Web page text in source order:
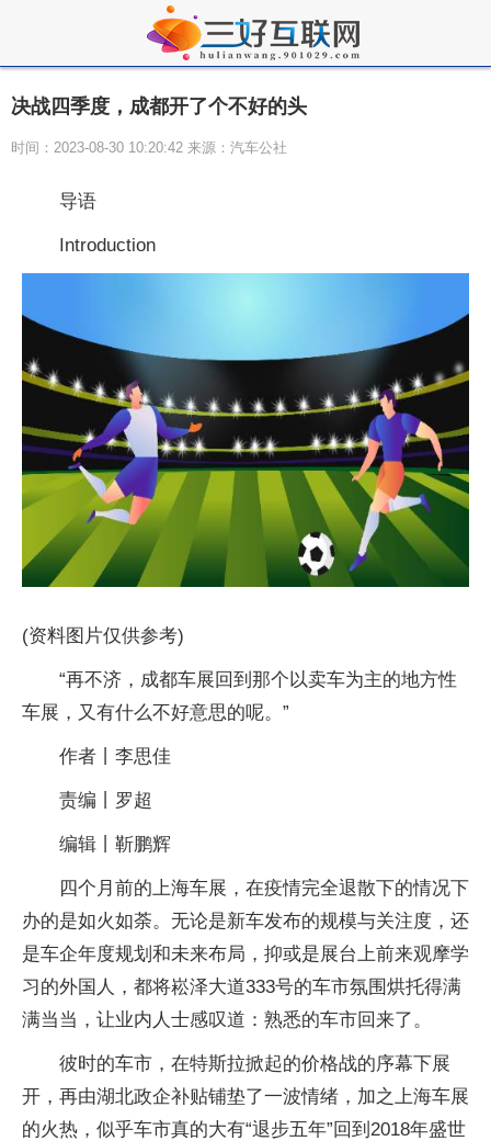
决战四季度，成都开了个不好的头
时间：2023-08-30 10:20:42 来源：汽车公社
导语
Introduction
(资料图片仅供参考)
“再不济，成都车展回到那个以卖车为主的地方性
车展，又有什么不好意思的呢。”
作者丨李思佳
责编丨罗超
编辑丨靳鹏辉
四个月前的上海车展，在疫情完全退散下的情况下
办的是如火如荼。无论是新车发布的规模与关注度，还
是车企年度规划和未来布局，抑或是展台上前来观摩学
习的外国人，都将崧泽大道333号的车市氛围烘托得满
满当当，让业内人士感叹道：熟悉的车市回来了。
彼时的车市，在特斯拉掀起的价格战的序幕下展
开，再由湖北政企补贴铺垫了一波情绪，加之上海车展
的火热，似乎车市真的大有“退步五年”回到2018年盛世